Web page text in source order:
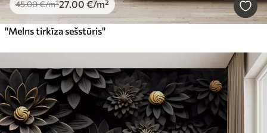
45.00€/m²27.00 €/m²
"Melns tirkīza sešstūris"